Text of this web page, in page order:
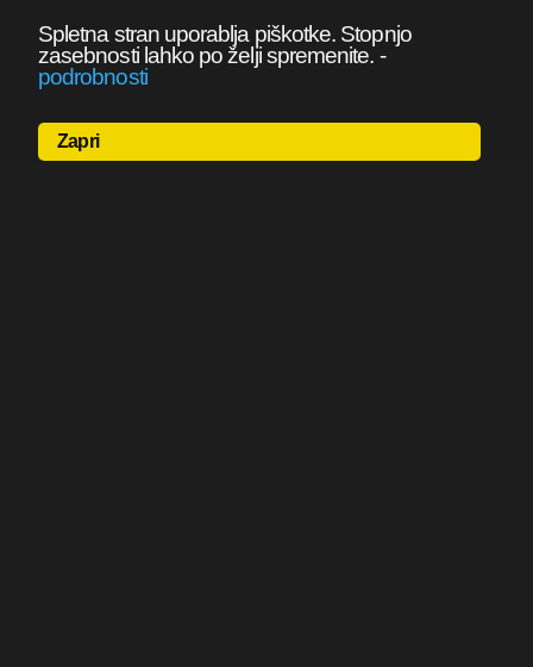
Spletna stran uporablja piškotke. Stopnjo
zasebnosti lahko po želji spremenite. -
podrobnosti
Zapri